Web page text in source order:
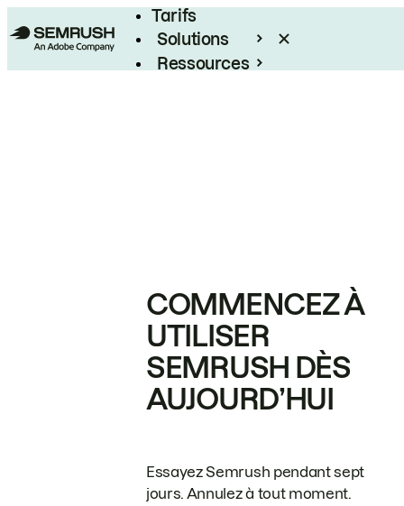
Tarifs
Solutions
Ressources
COMMENCEZ À
UTILISER
SEMRUSH DÈS
AUJOURD’HUI
Essayez Semrush pendant sept
jours. Annulez à tout moment.